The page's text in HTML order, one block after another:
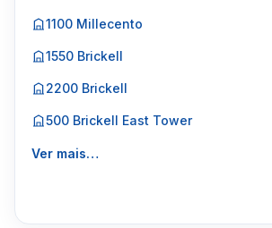
1100 Millecento
1550 Brickell
2200 Brickell
500 Brickell East Tower
Ver mais…